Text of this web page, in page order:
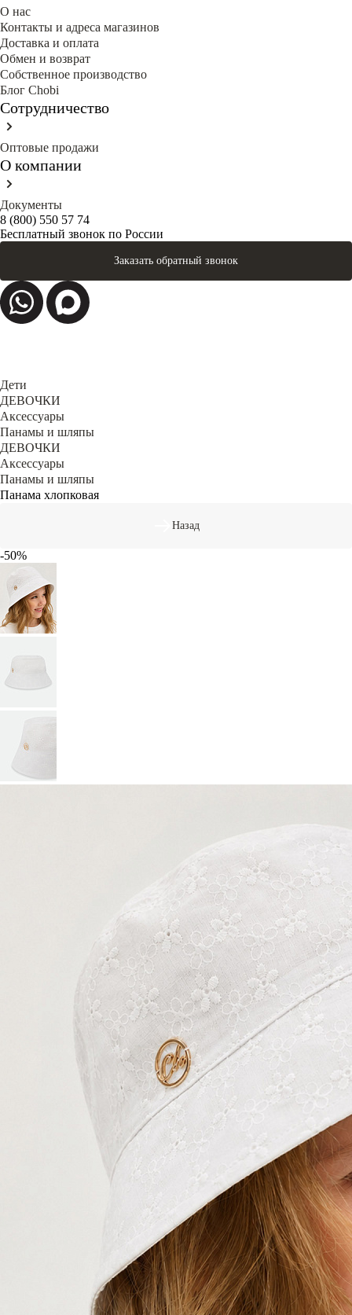
О нас
Контакты и адреса магазинов
Доставка и оплата
Обмен и возврат
Собственное производство
Блог Сhobi
Сотрудничество
Оптовые продажи
О компании
Документы
8 (800) 550 57 74
Бесплатный звонок по России
Заказать обратный звонок
Дети
ДЕВОЧКИ
Аксессуары
Панамы и шляпы
ДЕВОЧКИ
Аксессуары
Панамы и шляпы
Панама хлопковая
Назад
-50%